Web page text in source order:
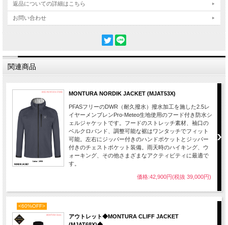
返品についての詳細はこちら
お問い合わせ
関連商品
MONTURA NORDIK JACKET (MJAT53X)
PFASフリーのDWR（耐久撥水）撥水加工を施した2.5レ
イヤーメンブレンPro-Meteo生地使用のフード付き防水シ
ェルジャケットです。フードのストレッチ素材、袖口の
ベルクロバンド、調整可能な裾はワンタッチでフィット
可能。左右にジッパー付きのハンドポケットとジッパー
付きのチェストポケット装備。雨天時のハイキング、ウ
ォーキング、その他さまざまなアクティビティに最適で
す。
価格:42,900円(税抜 39,000円)
<60%OFF>
アウトレット◆MONTURA CLIFF JACKET